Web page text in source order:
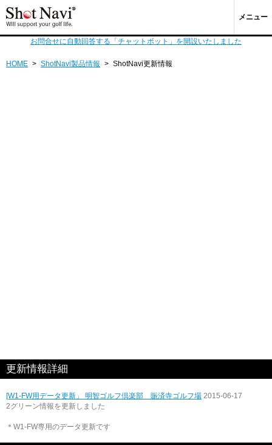
メニュー
お問合せに自動回答する「チャットボット」を開設いたしました
HOME > ShotNavi製品情報 > ShotNavi更新情報
更新情報詳細
[W1-FW用データ更新」 明智ゴルフ倶楽部 賑済寺ゴルフ場 2015-06-17
2グリーン情報を更新しました
＊W1-FW専用のデータ更新です